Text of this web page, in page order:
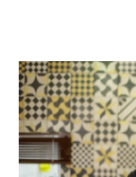
CHEFs
DO
ARMAZÉM
DAS
OFICINAS
TRAZEM